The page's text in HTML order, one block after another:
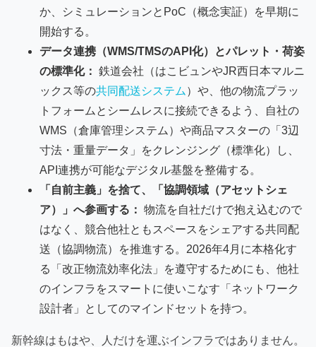
か、シミュレーションとPoC（概念実証）を早期に
開始する。
データ連携（WMS/TMSのAPI化）とパレット・荷姿
の標準化： 鉄道会社（はこビュンやJR西日本マルニ
ックス等の共同配送システム ）や、他の物流プラッ
トフォームとシームレスに接続できるよう、自社の
WMS（倉庫管理システム）や商品マスターの「3辺
寸法・重量データ」をクレンジング（標準化）し、
API連携が可能なデジタル基盤を整備する。
「自前主義」を捨て、「協調領域（アセットシェ
ア）」へ参画する： 物流を自社だけで抱え込むので
はなく、競合他社ともスペースをシェアする共同配
送（協調物流）を推進する。2026年4月に本格化す
る「改正物流効率化法」を遵守するためにも、他社
のインフラをスマートに使いこなす「ネットワーク
設計者」としてのマインドセットを持つ。
新幹線はもはや、人だけを運ぶインフラではありません。